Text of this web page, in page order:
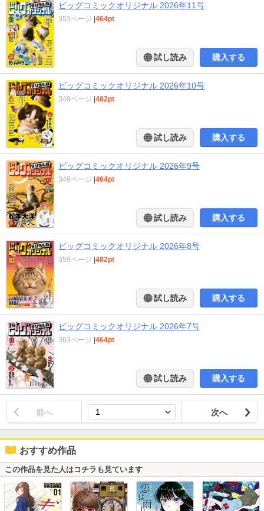
ビッグコミックオリジナル 2026年11号
353ページ 464pt
試し読み 購入する
ビッグコミックオリジナル 2026年10号
349ページ 482pt
試し読み 購入する
ビッグコミックオリジナル 2026年9号
349ページ 464pt
試し読み 購入する
ビッグコミックオリジナル 2026年8号
359ページ 482pt
試し読み 購入する
ビッグコミックオリジナル 2026年7号
363ページ 464pt
試し読み 購入する
前へ 次へ
おすすめ作品
この作品を見た人はコチラも見ています